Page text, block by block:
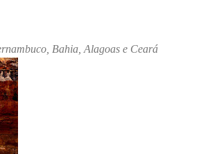
Bahia, Alagoas e Ceará